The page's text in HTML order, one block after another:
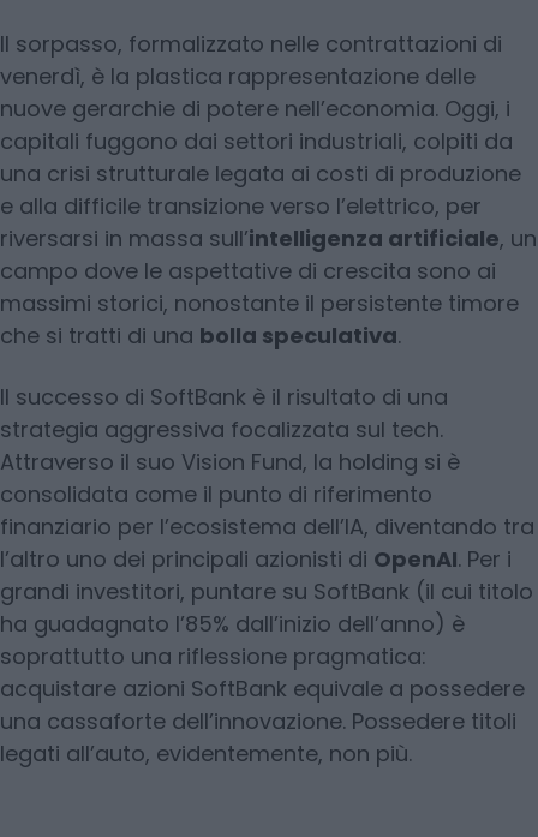
Il sorpasso, formalizzato nelle contrattazioni di
venerdì, è la plastica rappresentazione delle
nuove gerarchie di potere nell’economia. Oggi, i
capitali fuggono dai settori industriali, colpiti da
una crisi strutturale legata ai costi di produzione
e alla difficile transizione verso l’elettrico, per
riversarsi in massa sull’intelligenza artificiale, un
campo dove le aspettative di crescita sono ai
massimi storici, nonostante il persistente timore
che si tratti di una bolla speculativa.
Il successo di SoftBank è il risultato di una
strategia aggressiva focalizzata sul tech.
Attraverso il suo Vision Fund, la holding si è
consolidata come il punto di riferimento
finanziario per l’ecosistema dell’IA, diventando tra
l’altro uno dei principali azionisti di OpenAI. Per i
grandi investitori, puntare su SoftBank (il cui titolo
ha guadagnato l’85% dall’inizio dell’anno) è
soprattutto una riflessione pragmatica:
acquistare azioni SoftBank equivale a possedere
una cassaforte dell’innovazione. Possedere titoli
legati all’auto, evidentemente, non più.